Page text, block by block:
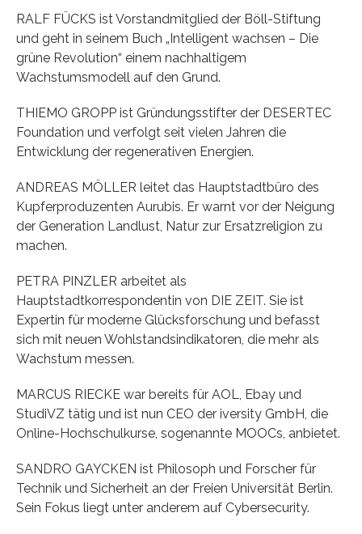
RALF FÜCKS ist Vorstandmitglied der Böll-Stiftung
und geht in seinem Buch „Intelligent wachsen – Die
grüne Revolution“ einem nachhaltigem
Wachstumsmodell auf den Grund.
THIEMO GROPP ist Gründungsstifter der DESERTEC
Foundation und verfolgt seit vielen Jahren die
Entwicklung der regenerativen Energien.
ANDREAS MÖLLER leitet das Hauptstadtbüro des
Kupferproduzenten Aurubis. Er warnt vor der Neigung
der Generation Landlust, Natur zur Ersatzreligion zu
machen.
PETRA PINZLER arbeitet als
Hauptstadtkorrespondentin von DIE ZEIT. Sie ist
Expertin für moderne Glücksforschung und befasst
sich mit neuen Wohlstandsindikatoren, die mehr als
Wachstum messen.
MARCUS RIECKE war bereits für AOL, Ebay und
StudiVZ tätig und ist nun CEO der iversity GmbH, die
Online-Hochschulkurse, sogenannte MOOCs, anbietet.
SANDRO GAYCKEN ist Philosoph und Forscher für
Technik und Sicherheit an der Freien Universität Berlin.
Sein Fokus liegt unter anderem auf Cybersecurity.